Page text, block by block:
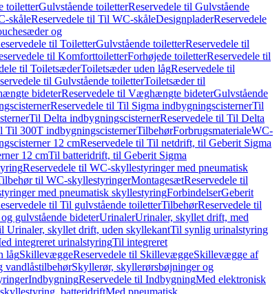
toiletterGulvstående toiletterReservedele til Gulvstående
skåleReservedele til Til WC-skåleDesignpladerReservedele
og
til ToiletterGulvstående toiletterReservedele til
til KomforttoiletterForhøjede toiletterReservedele til
til ToiletsæderToiletsæder uden lågReservedele til
til Gulvstående toiletterToiletsæder til
bideterReservedele til Væghængte bideterGulvstående
Reservedele til Til Sigma indbygningscisternerTil
Til Delta indbygningscisternerReservedele til Til Delta
Til 300T indbygningscisternerTilbehørForbrugsmaterialeWC-
12 cmReservedele til Til netdrift, til Geberit Sigma
12 cmTil batteridrift, til Geberit Sigma
Reservedele til WC-skyllestyringer med pneumatisk
til WC-skyllestyringerMontagesætReservedele til
med pneumatisk skyllestyringForbindelserGeberit
til Til gulvstående toiletterTilbehørReservedele til
gulvstående bideterUrinalerUrinaler, skyllet drift, med
Urinaler, skyllet drift, uden skyllekantTil synlig urinalstyring
integreret urinalstyringTil integreret
lågSkillevæggeReservedele til SkillevæggeSkillevægge af
vandlåstilbehørSkyllerør, skyllerørsbøjninger og
IndbygningReservedele til IndbygningMed elektronisk
batteridriftMed pneumatisk